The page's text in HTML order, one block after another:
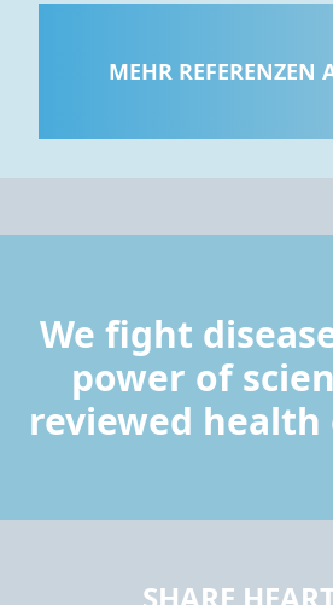
MEHR REFERENZEN
We fight
power of
reviewed health